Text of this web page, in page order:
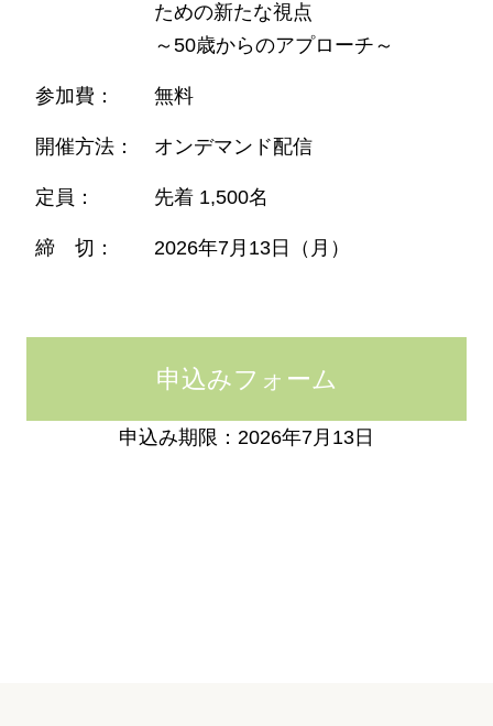
ための新たな視点
～50歳からのアプローチ～
参加費： 無料
開催方法： オンデマンド配信
定員： 先着 1,500名
締 切： 2026年7月13日（月）
申込みフォーム
申込み期限：2026年7月13日